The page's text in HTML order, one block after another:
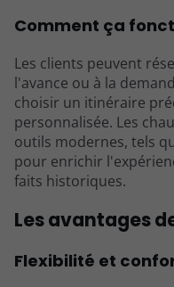
Comment ça
Les clients peuvent
l'avance ou à la
choisir un itinéraire
personnalisée. Les
outils modernes, tels
pour enrichir
faits historiques.
Les avantages
Flexibilité et